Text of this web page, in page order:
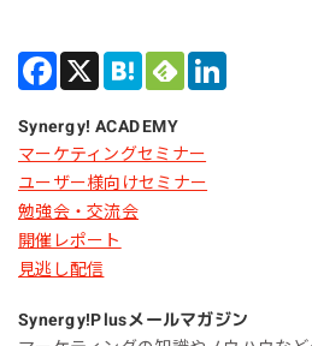
Synergy! ACADEMY
マーケティングセミナー
ユーザー様向けセミナー
勉強会・交流会
開催レポート
見逃し配信
Synergy!Plusメールマガジン